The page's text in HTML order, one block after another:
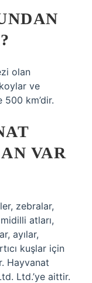
olan
ve
km’dir.
VAR
zebralar,
atları,
ayılar,
kuşlar için
Hayvanat
Ltd.’ye aittir.